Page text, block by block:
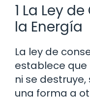
1 La Ley
la Energía
La ley de
establece
ni se
una forma a